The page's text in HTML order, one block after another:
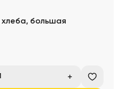
большая